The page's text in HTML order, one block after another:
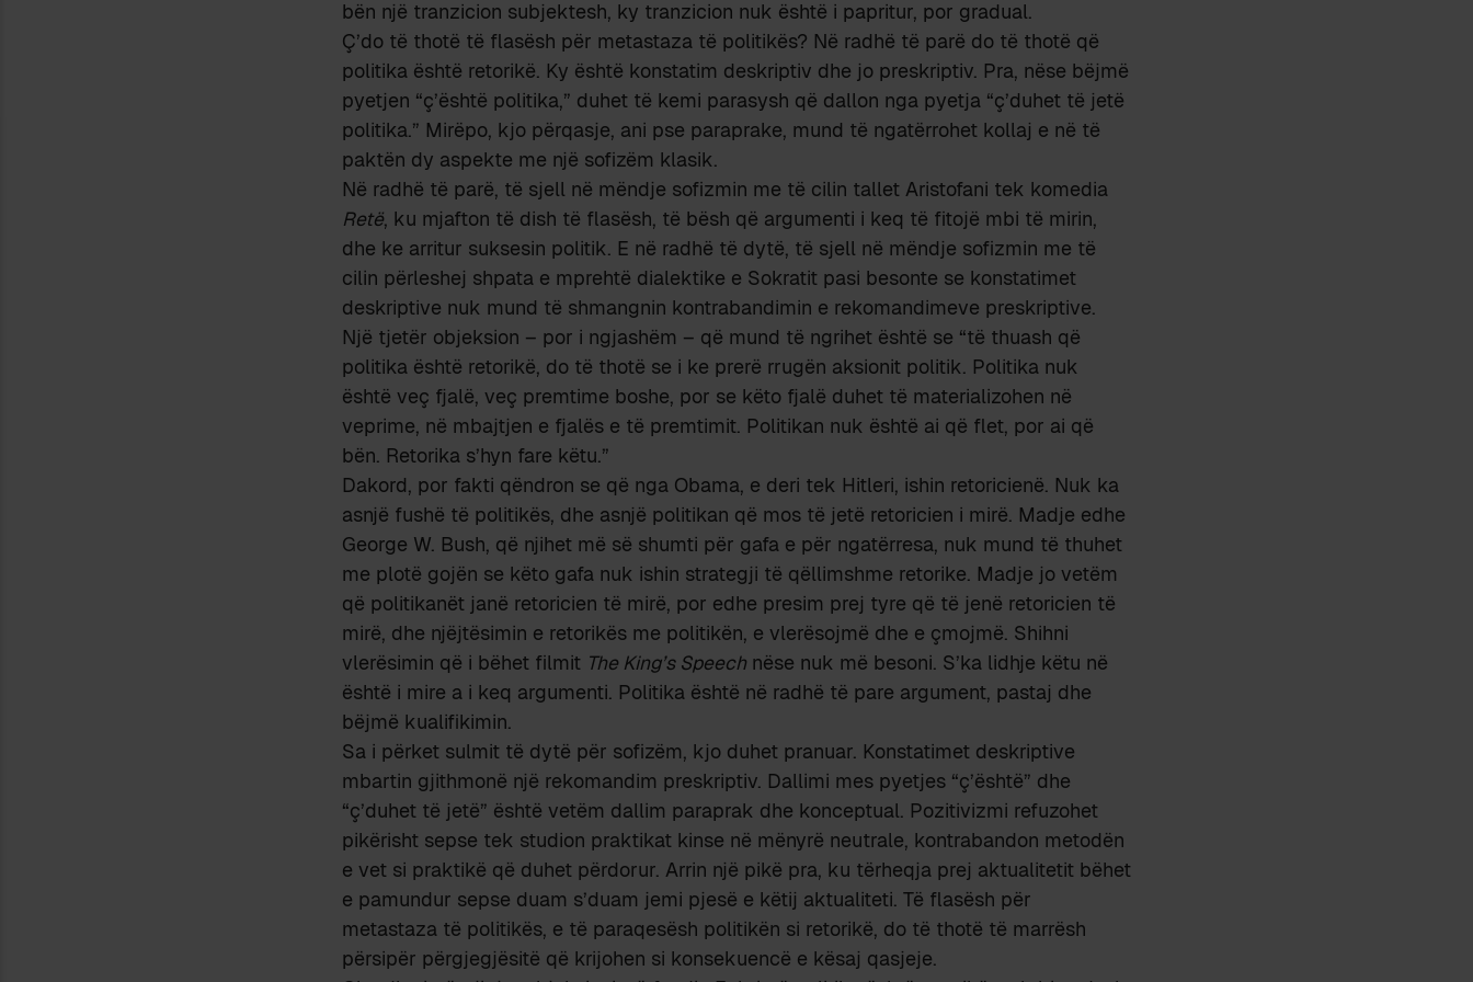
bën një tranzicion subjektesh, ky tranzicion nuk është i papritur, por gradual.
Ç’do të thotë të flasësh për metastaza të politikës? Në radhë të parë do të thotë që
politika është retorikë. Ky është konstatim deskriptiv dhe jo preskriptiv. Pra, nëse bëjmë
pyetjen “ç’është politika,” duhet të kemi parasysh që dallon nga pyetja “ç’duhet të jetë
politika.” Mirëpo, kjo përqasje, ani pse paraprake, mund të ngatërrohet kollaj e në të
paktën dy aspekte me një sofizëm klasik.
Në radhë të parë, të sjell në mëndje sofizmin me të cilin tallet Aristofani tek komedia
Retë, ku mjafton të dish të flasësh, të bësh që argumenti i keq të fitojë mbi të mirin,
dhe ke arritur suksesin politik. E në radhë të dytë, të sjell në mëndje sofizmin me të
cilin përleshej shpata e mprehtë dialektike e Sokratit pasi besonte se konstatimet
deskriptive nuk mund të shmangnin kontrabandimin e rekomandimeve preskriptive.
Një tjetër objeksion – por i ngjashëm – që mund të ngrihet është se “të thuash që
politika është retorikë, do të thotë se i ke prerë rrugën aksionit politik. Politika nuk
është veç fjalë, veç premtime boshe, por se këto fjalë duhet të materializohen në
veprime, në mbajtjen e fjalës e të premtimit. Politikan nuk është ai që flet, por ai që
bën. Retorika s’hyn fare këtu.”
Dakord, por fakti qëndron se që nga Obama, e deri tek Hitleri, ishin retoricienë. Nuk ka
asnjë fushë të politikës, dhe asnjë politikan që mos të jetë retoricien i mirë. Madje edhe
George W. Bush, që njihet më së shumti për gafa e për ngatërresa, nuk mund të thuhet
me plotë gojën se këto gafa nuk ishin strategji të qëllimshme retorike. Madje jo vetëm
që politikanët janë retoricien të mirë, por edhe presim prej tyre që të jenë retoricien të
mirë, dhe njëjtësimin e retorikës me politikën, e vlerësojmë dhe e çmojmë. Shihni
vlerësimin që i bëhet filmit The King’s Speech nëse nuk më besoni. S’ka lidhje këtu në
është i mire a i keq argumenti. Politika është në radhë të pare argument, pastaj dhe
bëjmë kualifikimin.
Sa i përket sulmit të dytë për sofizëm, kjo duhet pranuar. Konstatimet deskriptive
mbartin gjithmonë një rekomandim preskriptiv. Dallimi mes pyetjes “ç’është” dhe
“ç’duhet të jetë” është vetëm dallim paraprak dhe konceptual. Pozitivizmi refuzohet
pikërisht sepse tek studion praktikat kinse në mënyrë neutrale, kontrabandon metodën
e vet si praktikë që duhet përdorur. Arrin një pikë pra, ku tërheqja prej aktualitetit bëhet
e pamundur sepse duam s’duam jemi pjesë e këtij aktualiteti. Të flasësh për
metastaza të politikës, e të paraqesësh politikën si retorikë, do të thotë të marrësh
përsipër përgjegjësitë që krijohen si konsekuencë e kësaj qasjeje.